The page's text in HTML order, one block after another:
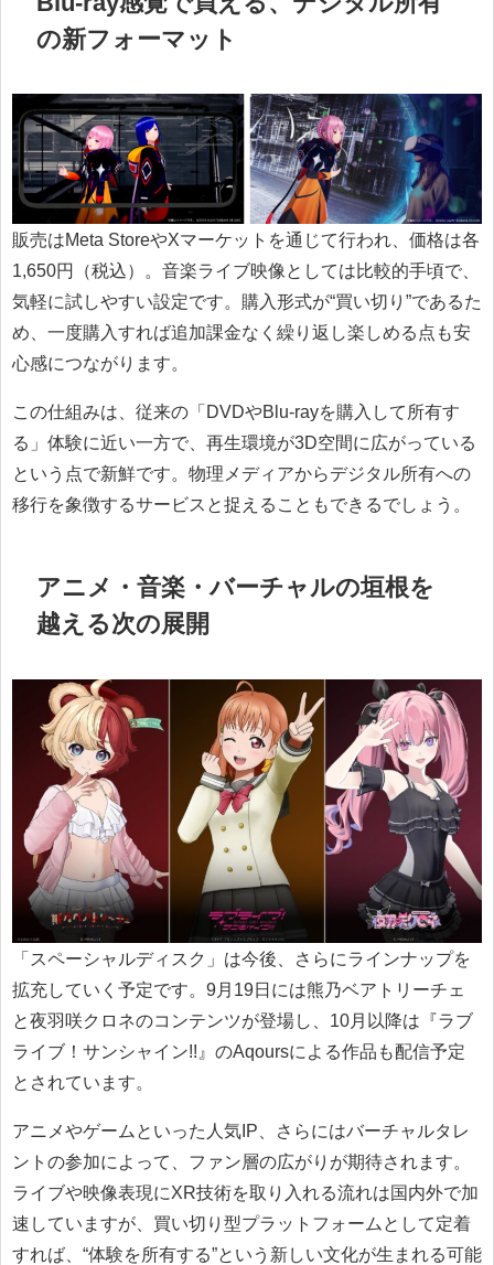
の新フォーマット
販売はMeta StoreやXマーケットを通じて行われ、価格は各
1,650円（税込）。音楽ライブ映像としては比較的手頃で、
気軽に試しやすい設定です。購入形式が“買い切り”であるた
め、一度購入すれば追加課金なく繰り返し楽しめる点も安
心感につながります。
この仕組みは、従来の「DVDやBlu-rayを購入して所有す
る」体験に近い一方で、再生環境が3D空間に広がっている
という点で新鮮です。物理メディアからデジタル所有への
移行を象徴するサービスと捉えることもできるでしょう。
アニメ・音楽・バーチャルの垣根を
越える次の展開
「スペーシャルディスク」は今後、さらにラインナップを
拡充していく予定です。9月19日には熊乃ベアトリーチェ
と夜羽咲クロネのコンテンツが登場し、10月以降は『ラブ
ライブ！サンシャイン!!』のAqoursによる作品も配信予定
とされています。
アニメやゲームといった人気IP、さらにはバーチャルタレ
ントの参加によって、ファン層の広がりが期待されます。
ライブや映像表現にXR技術を取り入れる流れは国内外で加
速していますが、買い切り型プラットフォームとして定着
すれば、“体験を所有する”という新しい文化が生まれる可能